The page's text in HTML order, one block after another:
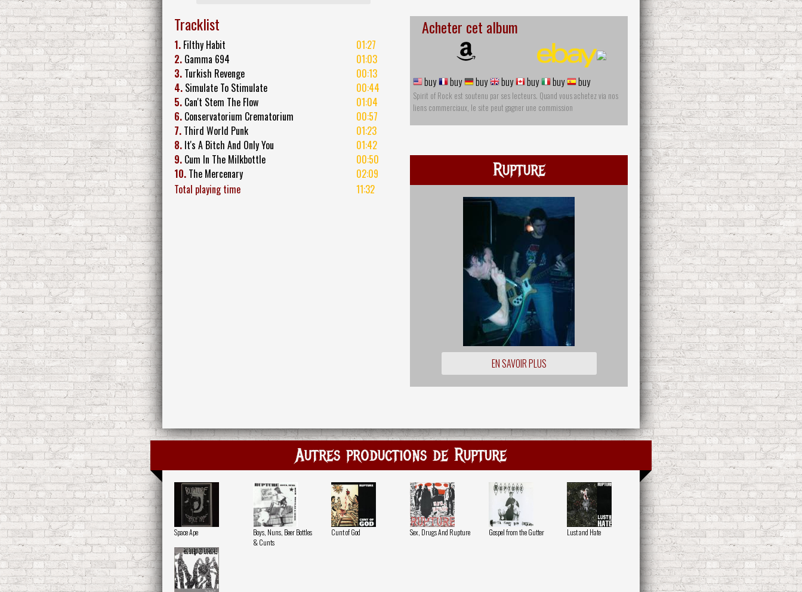
Tracklist
1. Filthy Habit
01:27
2. Gamma 694
01:03
3. Turkish Revenge
00:13
4. Simulate To Stimulate
00:44
5. Can't Stem The Flow
01:04
6. Conservatorium Crematorium
00:57
7. Third World Punk
01:23
8. It's A Bitch And Only You
01:42
9. Cum In The Milkbottle
00:50
10. The Mercenary
02:09
Total playing time
11:32
Acheter cet album
buy buy buy buy buy buy buy
Spirit of Rock est soutenu par ses lecteurs. Quand vous achetez via nos
liens commerciaux, le site peut gagner une commission
Rupture
EN SAVOIR PLUS
Autres productions de Rupture
Space Ape
Boys, Nuns, Beer Bottles
& Cunts
Cunt of God Sex, Drugs And Rupture Gospel from the Gutter Lust and Hate